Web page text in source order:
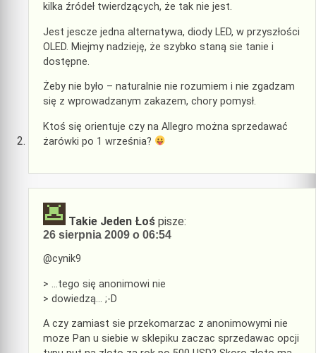
kilka źródeł twierdzących, że tak nie jest.
Jest jescze jedna alternatywa, diody LED, w przyszłości
OLED. Miejmy nadzieję, że szybko staną sie tanie i
dostępne.
Żeby nie było – naturalnie nie rozumiem i nie zgadzam
się z wprowadzanym zakazem, chory pomysł.
Ktoś się orientuje czy na Allegro można sprzedawać
żarówki po 1 września?
Takie Jeden Łoś pisze:
26 sierpnia 2009 o 06:54
@cynik9
> …tego się anonimowi nie
> dowiedzą… ;-D
A czy zamiast sie przekomarzac z anonimowymi nie
moze Pan u siebie w sklepiku zaczac sprzedawac opcji